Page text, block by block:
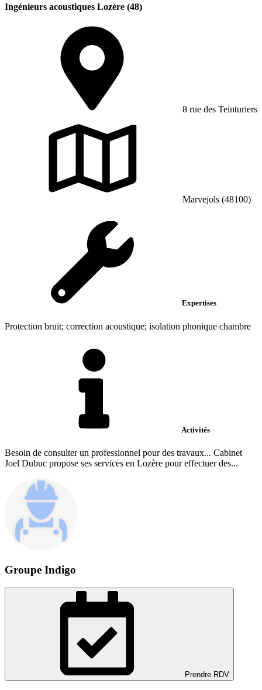
Ingénieurs acoustiques Lozère (48)
8 rue des Teinturiers
Marvejols (48100)
Expertises
Protection bruit; correction acoustique; isolation phonique chambre
Activités
Besoin de consulter un professionnel pour des travaux... Cabinet
Joel Dubuc propose ses services en Lozère pour effectuer des...
Groupe Indigo
Prendre RDV